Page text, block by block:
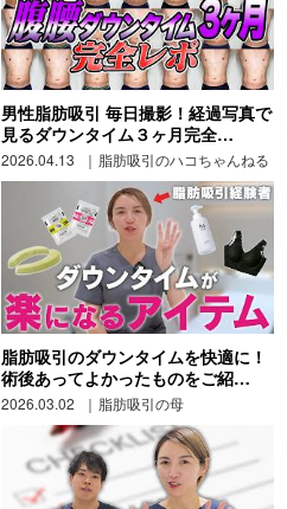
男性脂肪吸引 毎日撮影！経過写真で
見るダウンタイム３ヶ月完全…
2026.04.13 脂肪吸引のハコちゃんねる
脂肪吸引のダウンタイムを快適に！
術後あってよかったものをご紹…
2026.03.02 脂肪吸引の母